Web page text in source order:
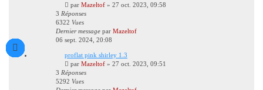
par Mazeltof » 27 oct. 2023, 09:58
3 Réponses
6322 Vues
Dernier message par Mazeltof
06 sept. 2024, 20:08
proflat pink shirley 1.3
par Mazeltof » 27 oct. 2023, 09:51
3 Réponses
5292 Vues